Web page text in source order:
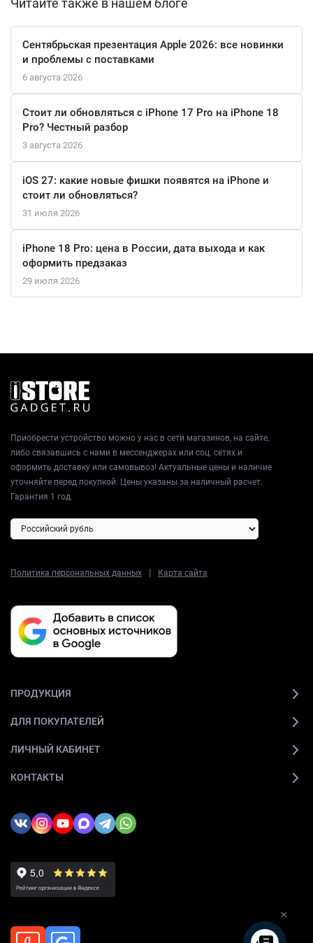
Сентябрьская презентация Apple 2026: все новинки
и проблемы с поставками
6 августа 2026
Стоит ли обновляться с iPhone 17 Pro на iPhone 18
Pro? Честный разбор
3 августа 2026
iOS 27: какие новые фишки появятся на iPhone и
стоит ли обновляться?
31 июля 2026
iPhone 18 Pro: цена в России, дата выхода и как
оформить предзаказ
29 июля 2026
Приобрести устройство можно у нас в сети магазинов, на сайте,
либо связавшись с нами в мессенджерах или соц. сетях и
оформить доставку или самовывоз! Актуальные цены и наличие
уточняйте перед покупкой. Цены указаны за наличный расчет.
Гарантия 1 год.
Политика персональных данных | Карта сайта
ПРОДУКЦИЯ
ДЛЯ ПОКУПАТЕЛЕЙ
ЛИЧНЫЙ КАБИНЕТ
КОНТАКТЫ
×